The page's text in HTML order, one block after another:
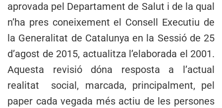
aprovada pel Departament de Salut i de la qual
n’ha pres coneixement el Consell Executiu de
la Generalitat de Catalunya en la Sessió de 25
d’agost de 2015, actualitza l’elaborada el 2001.
Aquesta revisió dóna resposta a l’actual
realitat social, marcada, principalment, pel
paper cada vegada més actiu de les persones